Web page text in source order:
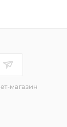
магазин